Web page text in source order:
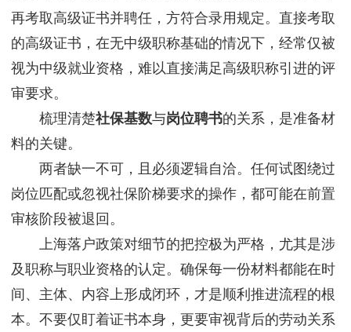
再考取高级证书并聘任，方符合录用规定。直接考取
的高级证书，在无中级职称基础的情况下，经常仅被
视为中级就业资格，难以直接满足高级职称引进的评
审要求。
梳理清楚社保基数与岗位聘书的关系，是准备材
料的关键。
两者缺一不可，且必须逻辑自洽。任何试图绕过
岗位匹配或忽视社保阶梯要求的操作，都可能在前置
审核阶段被退回。
上海落户政策对细节的把控极为严格，尤其是涉
及职称与职业资格的认定。确保每一份材料都能在时
间、主体、内容上形成闭环，才是顺利推进流程的根
本。不要仅盯着证书本身，更要审视背后的劳动关系